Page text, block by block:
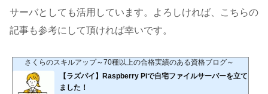
サーバとしても活用しています。よろしければ、こちらの
記事も参考にして頂ければ幸いです。
さくらのスキルアップ～70種以上の合格実績のある資格ブログ～
【ラズパイ】Raspberry Piで自宅ファイルサーバーを立て
ました！